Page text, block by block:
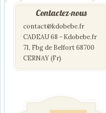
Contactez-nous
contact@kdobebe.fr
CADEAU 68 - Kdobebe.fr
71, Fbg de Belfort 68700
CERNAY (Fr)